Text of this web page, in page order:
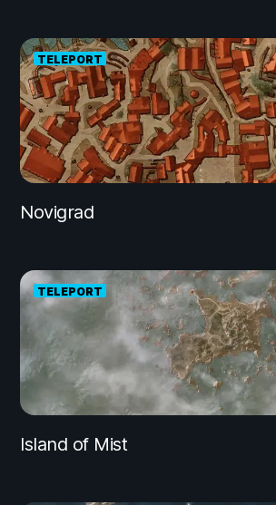
TELEPORT
Novigrad
TELEPORT
Island of Mist